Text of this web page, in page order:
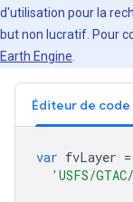
d'utilisation pour la
but non lucratif. Pour
Earth Engine
var fvLayer =
'USFS/